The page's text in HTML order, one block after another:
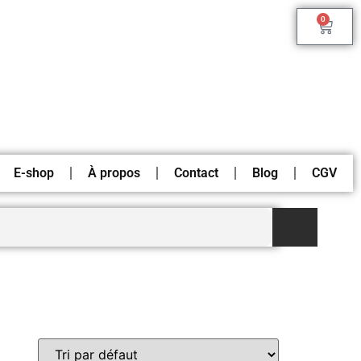
0
E-shop À propos Contact Blog CGV